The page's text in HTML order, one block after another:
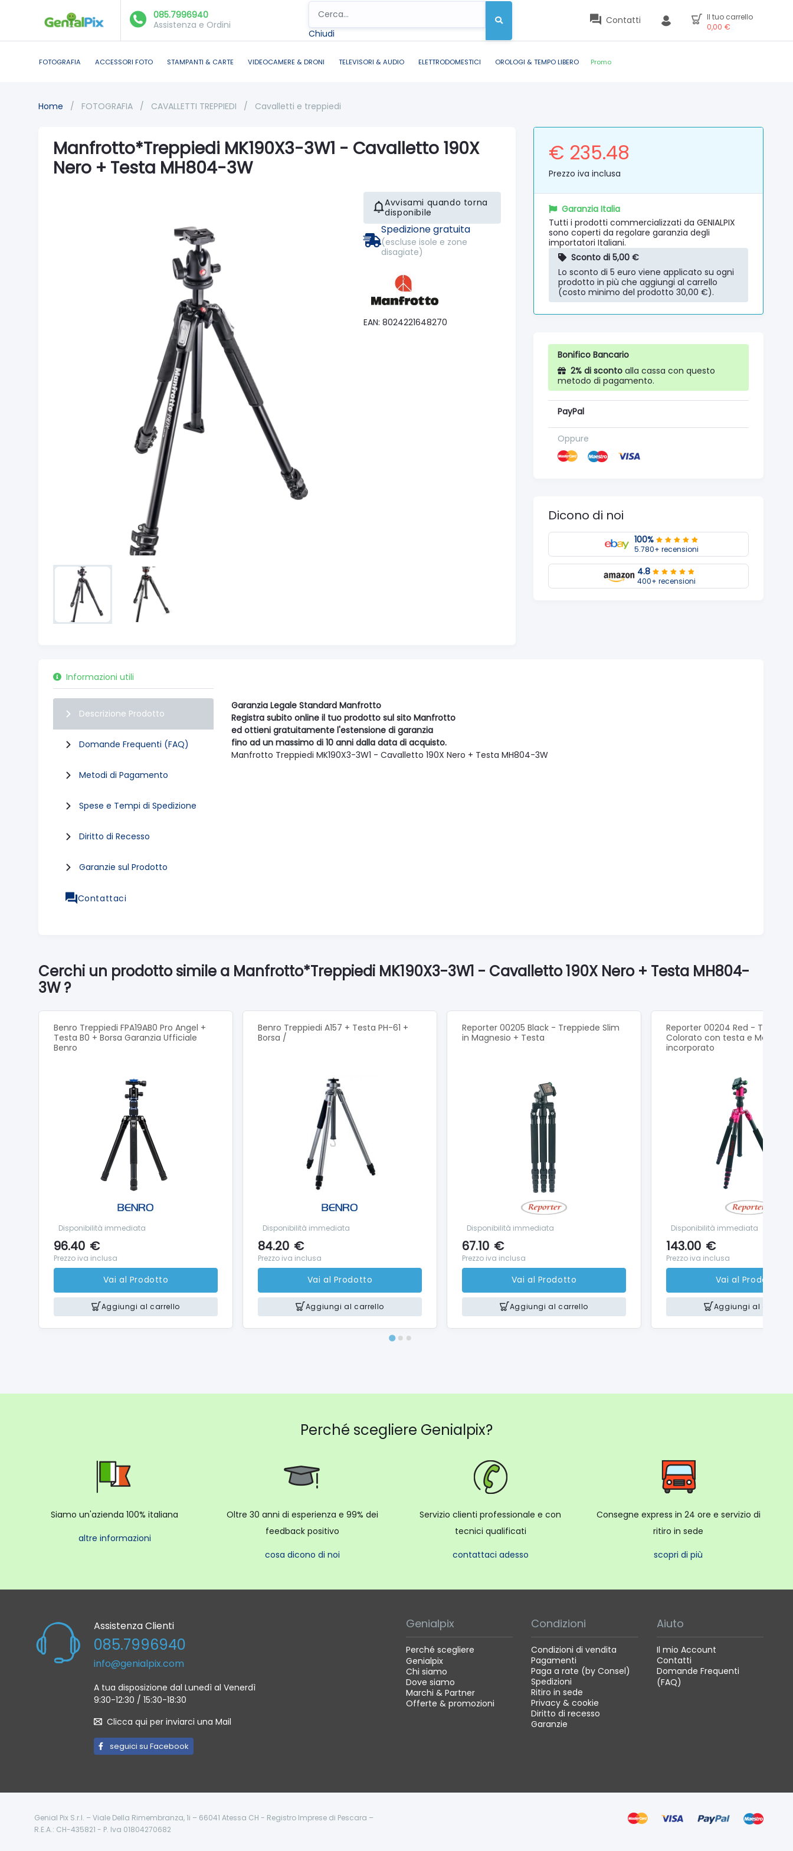
085.7996940
Assistenza e Ordini
Chiudi
Contatti
Il tuo carrello
0,00 €
FOTOGRAFIA ACCESSORI FOTO STAMPANTI & CARTE VIDEOCAMERE & DRONI TELEVISORI & AUDIO ELETTRODOMESTICI OROLOGI & TEMPO LIBERO Promo
Home / FOTOGRAFIA / CAVALLETTI TREPPIEDI / Cavalletti e treppiedi
Manfrotto*Treppiedi MK190X3-3W1 - Cavalletto 190X
Nero + Testa MH804-3W
Avvisami quando torna
disponibile
Spedizione gratuita
(escluse isole e zone
disagiate)
EAN: 8024221648270
€ 235.48
Prezzo iva inclusa
Garanzia Italia
Tutti i prodotti commercializzati da GENIALPIX
sono coperti da regolare garanzia degli
importatori Italiani.
Sconto di 5,00 €
Lo sconto di 5 euro viene applicato su ogni
prodotto in più che aggiungi al carrello
(costo minimo del prodotto 30,00 €).
Bonifico Bancario
2% di sconto alla cassa con questo
metodo di pagamento.
PayPal
Oppure
Dicono di noi
100%
5.780+ recensioni
4.8
400+ recensioni
Informazioni utili
Descrizione Prodotto
Domande Frequenti (FAQ)
Metodi di Pagamento
Spese e Tempi di Spedizione
Diritto di Recesso
Garanzie sul Prodotto
Contattaci
Garanzia Legale Standard Manfrotto
Registra subito online il tuo prodotto sul sito Manfrotto
ed ottieni gratuitamente l'estensione di garanzia
fino ad un massimo di 10 anni dalla data di acquisto.
Manfrotto Treppiedi MK190X3-3W1 - Cavalletto 190X Nero + Testa MH804-3W
Cerchi un prodotto simile a Manfrotto*Treppiedi MK190X3-3W1 - Cavalletto 190X Nero + Testa MH804-
3W ?
Benro Treppiedi FPA19AB0 Pro Angel +
Testa B0 + Borsa Garanzia Ufficiale
Benro
Disponibilità immediata
96.40 €
Prezzo iva inclusa
Vai al Prodotto
Aggiungi al carrello
Benro Treppiedi A157 + Testa PH-61 +
Borsa /
Disponibilità immediata
84.20 €
Prezzo iva inclusa
Vai al Prodotto
Aggiungi al carrello
Reporter 00205 Black - Treppiede Slim
in Magnesio + Testa
Disponibilità immediata
67.10 €
Prezzo iva inclusa
Vai al Prodotto
Aggiungi al carrello
Reporter 00204 Red -
Colorato con testa e
incorporato
Disponibilità immediata
143.00 €
Prezzo iva inclusa
Vai al Prodotto
Aggiungi al carrello
Perché scegliere Genialpix?
Siamo un'azienda 100% italiana
altre informazioni
Oltre 30 anni di esperienza e 99% dei
feedback positivo
cosa dicono di noi
Servizio clienti professionale e con
tecnici qualificati
contattaci adesso
Consegne express in 24 ore e servizio di
ritiro in sede
scopri di più
Assistenza Clienti
085.7996940
info@genialpix.com
A tua disposizione dal Lunedì al Venerdì
9:30-12:30 / 15:30-18:30
Clicca qui per inviarci una Mail
seguici su Facebook
Genialpix
Perché scegliere
Genialpix
Chi siamo
Dove siamo
Marchi & Partner
Offerte & promozioni
Condizioni
Condizioni di vendita
Pagamenti
Paga a rate (by Consel)
Spedizioni
Ritiro in sede
Privacy & cookie
Diritto di recesso
Garanzie
Aiuto
Il mio Account
Contatti
Domande Frequenti
(FAQ)
Genial Pix S.r.l. – Viale Della Rimembranza, 1i – 66041 Atessa CH - Registro Imprese di Pescara –
R.E.A.: CH-435821 - P. Iva 01804270682